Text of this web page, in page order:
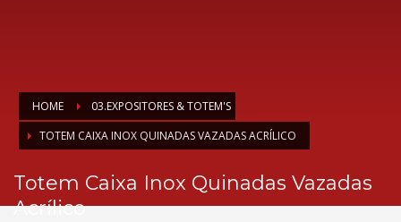
HOME
03.EXPOSITORES & TOTEM'S
TOTEM CAIXA INOX QUINADAS VAZADAS ACRÍLICO
Totem Caixa Inox Quinadas Vazadas
Acrílico